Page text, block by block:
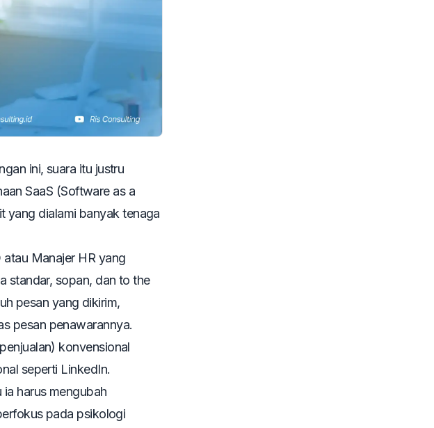
ini, suara itu justru
SaaS (Software as a
yang dialami banyak tenaga
atau Manajer HR yang
standar, sopan, dan to the
pesan yang dikirim,
pesan penawarannya.
konvensional
seperti LinkedIn.
harus mengubah
pada psikologi